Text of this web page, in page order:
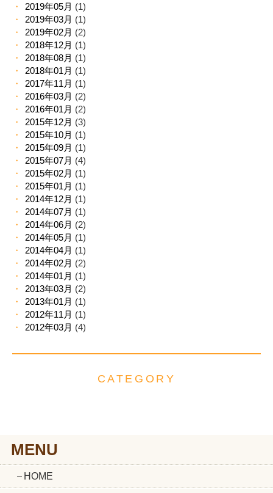
2019年05月 (1)
2019年03月 (1)
2019年02月 (2)
2018年12月 (1)
2018年08月 (1)
2018年01月 (1)
2017年11月 (1)
2016年03月 (2)
2016年01月 (2)
2015年12月 (3)
2015年10月 (1)
2015年09月 (1)
2015年07月 (4)
2015年02月 (1)
2015年01月 (1)
2014年12月 (1)
2014年07月 (1)
2014年06月 (2)
2014年05月 (1)
2014年04月 (1)
2014年02月 (2)
2014年01月 (1)
2013年03月 (2)
2013年01月 (1)
2012年11月 (1)
2012年03月 (4)
CATEGORY
MENU
HOME